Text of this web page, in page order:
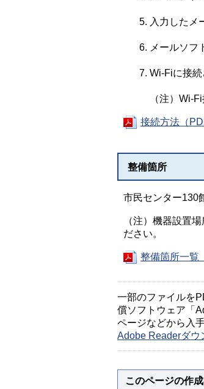
入力したメ
メールソ
Wi-Fiに接
（注）Wi-
接続方法（
整備箇所
市民センター130
（注）機器設置
ださい。
整備箇所一覧
一部のファイルを
償ソフトウェア「
ページなどから入
Adobe Readerダウ
このページの作